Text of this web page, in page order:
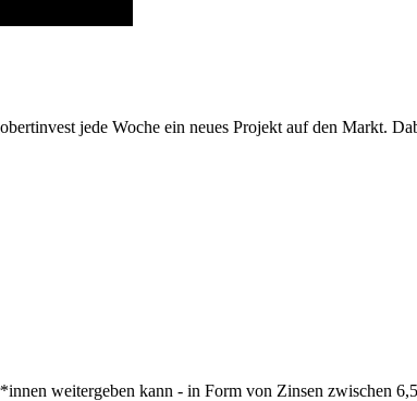
jede Woche ein neues Projekt auf den Markt.
weitergeben kann - in Form von Zinsen zwischen